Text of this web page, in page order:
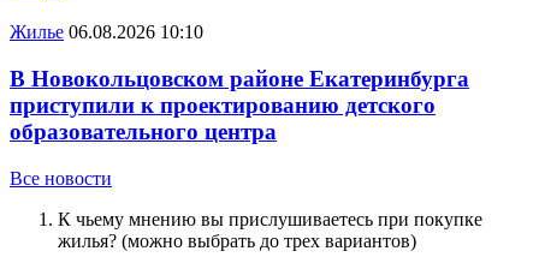
Жилье 06.08.2026 10:10
В Новокольцовском районе Екатеринбурга
приступили к проектированию детского
образовательного центра
Все новости
К чьему мнению вы прислушиваетесь при покупке
жилья? (можно выбрать до трех вариантов)